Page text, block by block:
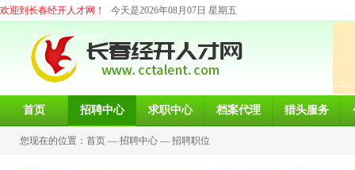
欢迎到长春经开人才网！ 今天是2026年08月07日 星期五
首页 招聘中心 求职中心 档案代理 猎头服务
您现在的位置： 首页 — 招聘中心 — 招聘职位